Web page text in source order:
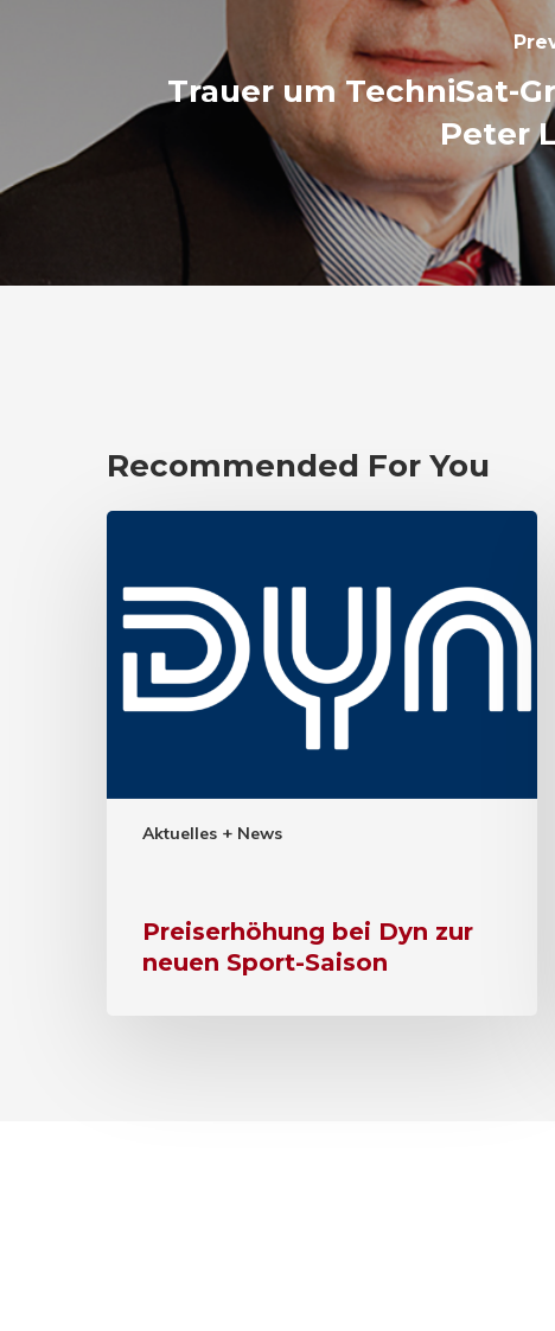
Trauer um TechniSat-
Peter
Recommended For You
Aktuelles + News
Preiserhöhung bei Dyn zur
neuen Sport-Saison